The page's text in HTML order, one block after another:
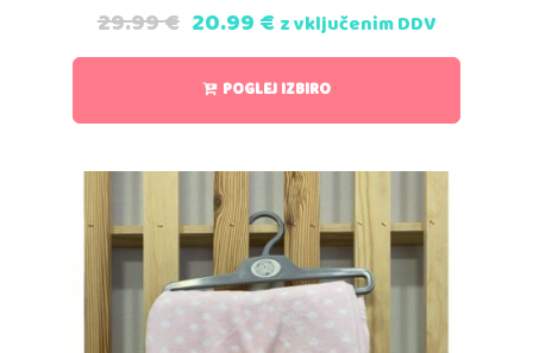
29.99€ 20.99€ z vključenim DDV
POGLEJ IZBIRO